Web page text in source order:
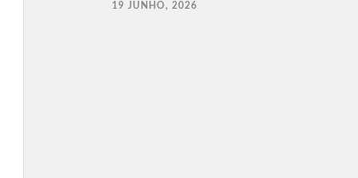
19 JUNHO, 2026